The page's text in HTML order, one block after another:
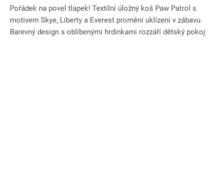
Pořádek na povel tlapek! Textilní úložný koš Paw Patrol s
motivem Skye, Liberty a Everest promění uklízení v zábavu.
Barevný design s oblíbenými hrdinkami rozzáří dětský pokoj